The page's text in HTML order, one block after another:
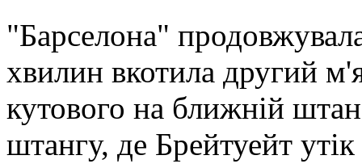
"Барселона"
хвилин вкотила другий
кутового на ближній
штангу, де Брейтуейт